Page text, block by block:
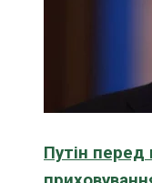
Путін перед